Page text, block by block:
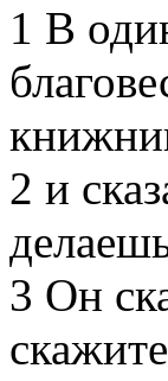
1 В
2 и
3 Он